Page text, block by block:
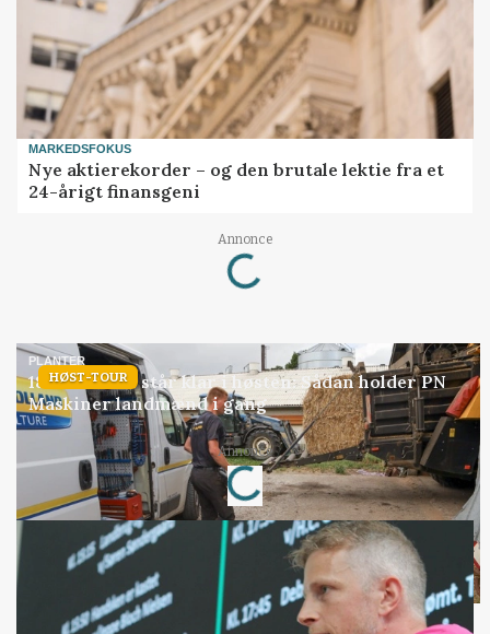
MARKEDSFOKUS
Nye aktierekorder – og den brutale lektie fra et
24-årigt finansgeni
Annonce
Loading...
HØST-TOUR
PLANTER
18 montører står klar i høsten: Sådan holder PN
Maskiner landmænd i gang
Annonce
Loading...